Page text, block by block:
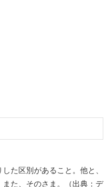
た区別があること。他と、
た、そのさま。（出典：デ